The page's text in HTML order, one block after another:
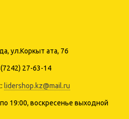
ул.Коркыт ата, 76
27-63-14
lidershop.kz@mail.ru
19:00, воскресенье выходной